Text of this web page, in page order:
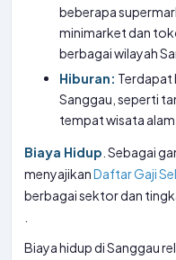
beberapa
minimarket dan
berbagai wilayah
Hiburan: Terdapat
Sanggau, seperti
tempat wisata alam
Biaya Hidup . Sebagai
menyajikanDaftar Gaji
berbagai sektor dan
Biaya hidup di Sanggau